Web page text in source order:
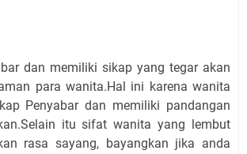
dan memiliki sikap yang tegar akan
para wanita.Hal ini karena wanita
Penyabar dan memiliki pandangan
itu sifat wanita yang lembut
rasa sayang, bayangkan jika anda